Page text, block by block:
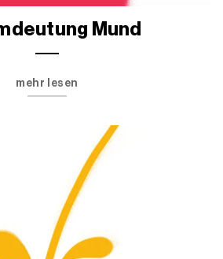
Mund
mehr lesen